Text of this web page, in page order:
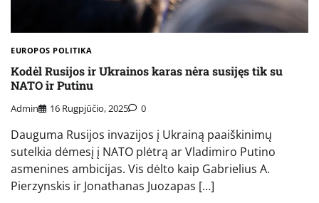
EUROPOS POLITIKA
Kodėl Rusijos ir Ukrainos karas nėra susijęs tik su
NATO ir Putinu
Admin 16 Rugpjūčio, 2025 0
Dauguma Rusijos invazijos į Ukrainą paaiškinimų
sutelkia dėmesį į NATO plėtrą ar Vladimiro Putino
asmenines ambicijas. Vis dėlto kaip Gabrielius A.
Pierzynskis ir Jonathanas Juozapas […]